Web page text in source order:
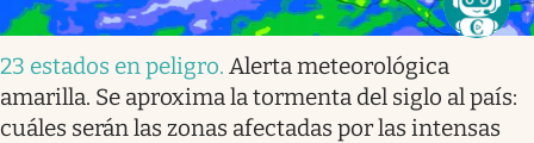
23 estados en peligro. Alerta meteorológica
amarilla. Se aproxima la tormenta del siglo al país:
cuáles serán las zonas afectadas por las intensas